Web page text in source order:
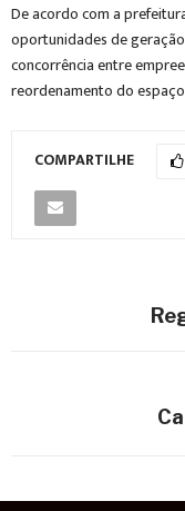
De acordo com a
oportunidades de
concorrência entre
reordenamento do
COMPARTILHE